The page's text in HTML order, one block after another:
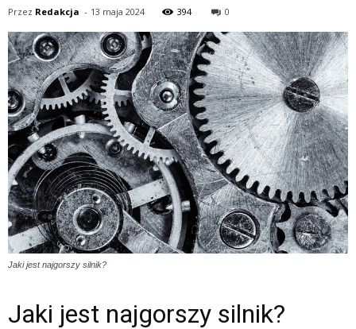
Przez Redakcja - 13 maja 2024 394 0
Jaki jest najgorszy silnik?
Jaki jest najgorszy silnik?